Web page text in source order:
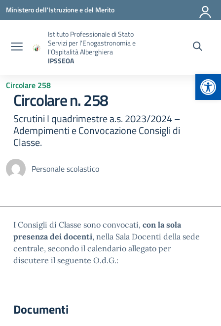
Vai ai contenuti
Vai al menu di navigazione
Vai al footer
Ministero dell'Istruzione e del Merito
Istituto Professionale di Stato
Servizi per l'Enogastronomia e
l'Ospitalità Alberghiera
IPSSEOA
Circolare 258
Circolare n. 258
Scrutini I quadrimestre a.s. 2023/2024 –
Adempimenti e Convocazione Consigli di
Classe.
Personale scolastico
I Consigli di Classe sono convocati, con la sola
presenza dei docenti, nella Sala Docenti della sede
centrale, secondo il calendario allegato per
discutere il seguente O.d.G.:
Documenti